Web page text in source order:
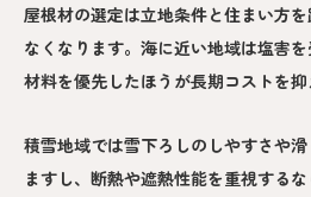
屋根材の選定は立地条件と住まい方
なくなります。海に近い地域は塩害
材料を優先したほうが長期コストを抑
積雪地域では雪下ろしのしやすさや
ますし、断熱や遮熱性能を重視する